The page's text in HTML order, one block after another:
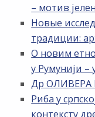
– мотив
Новые
традиции:
О новим
у Румунији –
Др ОЛИВЕРА
Риба у
контексту